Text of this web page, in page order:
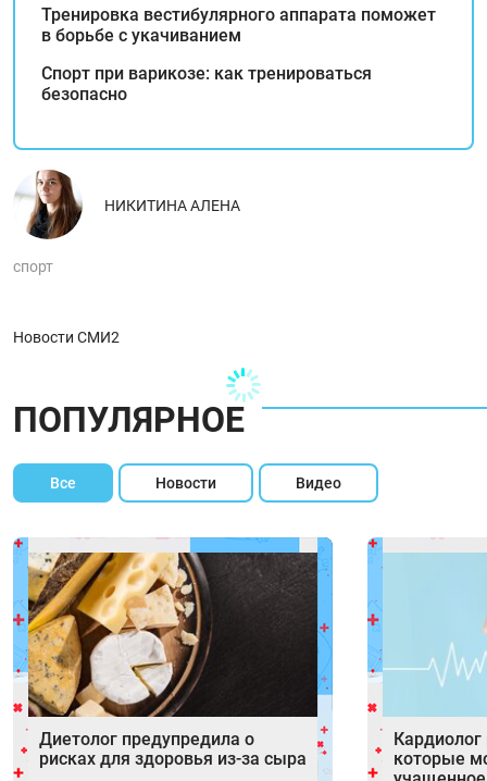
Тренировка вестибулярного аппарата поможет
в борьбе с укачиванием
Спорт при варикозе: как тренироваться
безопасно
НИКИТИНА АЛЕНА
спорт
Новости СМИ2
ПОПУЛЯРНОЕ
Все Новости Видео
Диетолог предупредила о
рисках для здоровья из-за сыра
которые